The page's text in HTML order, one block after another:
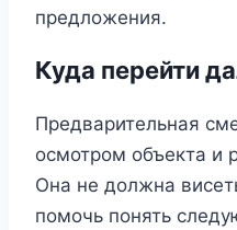
предложения.
Куда перейти
Предварительная
осмотром объекта и
Она не должна
помочь понять